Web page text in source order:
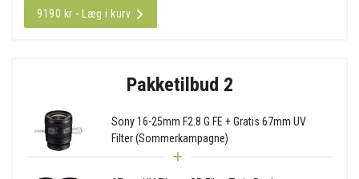
9190 kr - Læg i kurv
Pakketilbud 2
Sony 16-25mm F2.8 G FE + Gratis 67mm UV
Filter (Sommerkampagne)